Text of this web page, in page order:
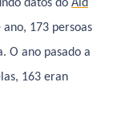
datos do Aid
ano, 173 persoas
O ano pasado a
163 eran